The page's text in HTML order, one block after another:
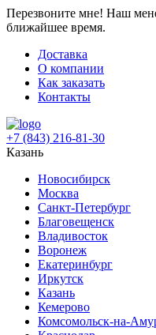
Перезвоните мне! Наш
ближайшее время.
Доставка
О компании
Как заказать
Контакты
+7 (843) 216-81-30
Казань
Новосибирск
Москва
Санкт-Петербург
Благовещенск
Владивосток
Воронеж
Екатеринбург
Иркутск
Казань
Кемерово
Комсомольск-на-